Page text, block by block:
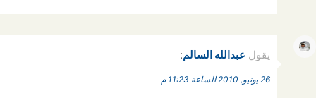
يقول عبدالله السالم:
26 يونيو, 2010 الساعة 11:23 م